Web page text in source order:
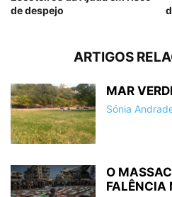
de despejo
ARTIGOS
MAR
Sónia
O
FALÊNCIA